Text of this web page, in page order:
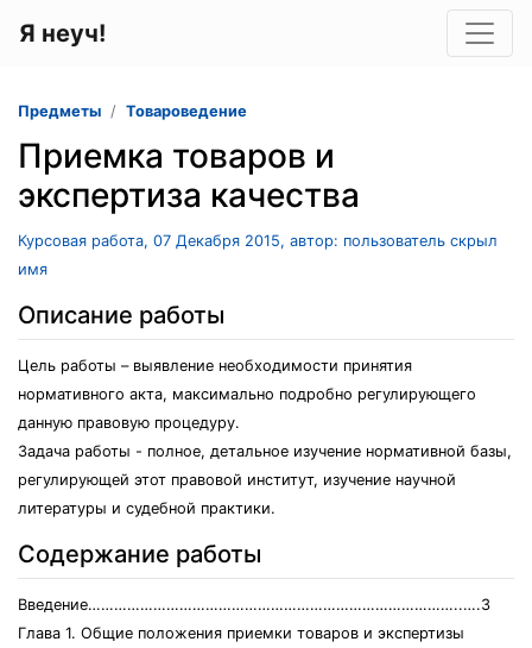
Я неуч!
Предметы Товароведение
Приемка товаров и
экспертиза качества
Курсовая работа, 07 Декабря 2015, автор: пользователь скрыл
имя
Описание работы
Цель работы – выявление необходимости принятия
нормативного акта, максимально подробно регулирующего
данную правовую процедуру.
Задача работы - полное, детальное изучение нормативной базы,
регулирующей этот правовой институт, изучение научной
литературы и судебной практики.
Содержание работы
Введение…………………………………………………………………………..….3
Глава 1. Общие положения приемки товаров и экспертизы